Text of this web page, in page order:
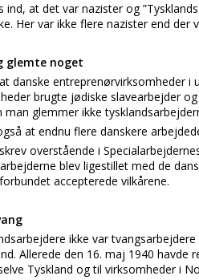
ind, at det var nazister og
Her var ikke flere nazister end der
glemte noget
danske entreprenørvirksomheder
brugte jødiske slavearbejder
man glemmer ikke
at endnu flere danskere
overstående i
blev ligestillet med de
accepterede vilkårene.
ikke var
Allerede den 16. maj 1940
Tyskland og til virksomheder i